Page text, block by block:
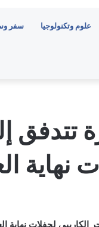
علوم وتكنولوجيا سفر
تتدفق
نهاية
لحفلات نهاية